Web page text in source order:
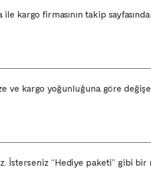
kargo firmasının takip
ve kargo yoğunluğuna göre
İsterseniz “Hediye paketi” gibi bir